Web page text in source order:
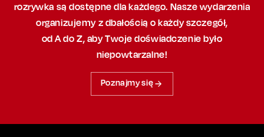
rozrywka są dostępne dla każdego. Nasze wydarzenia
organizujemy z dbałością o każdy szczegół,
od A do Z, abyTwoje doświadczenie było
niepowtarzalne!
Poznajmy się